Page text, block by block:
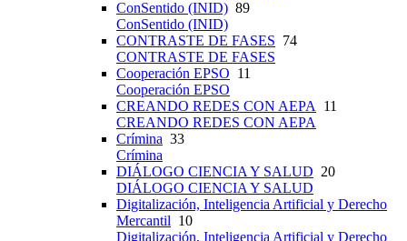
ConSentido (INID) 89
ConSentido (INID)
CONTRASTE DE FASES 74
CONTRASTE DE FASES
Cooperación EPSO 11
Cooperación EPSO
CREANDO REDES CON AEPA
11
CREANDO REDES CON AEPA
Crímina 33
Crímina
DIÁLOGO CIENCIA Y SALUD 20
DIÁLOGO CIENCIA Y SALUD
Digitalización, Inteligencia Artificial y Derecho
Mercantil 10
Digitalización, Inteligencia Artificial y Derecho